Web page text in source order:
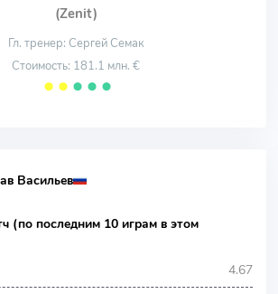
(Zenit)
Гл. тренер: Сергей Семак
Стоимость: 181.1 млн. €
⬤ ⬤ ⬤ ⬤ ⬤
Васильев
(по последним 10 играм в этом
4.67